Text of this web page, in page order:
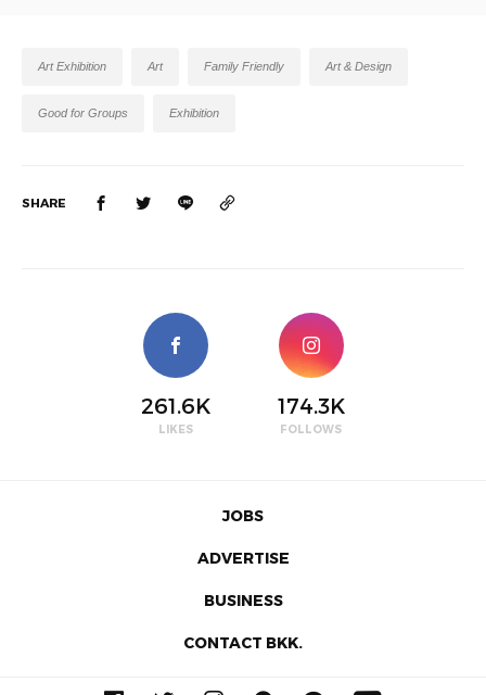
Art Exhibition Art Family Friendly Art & Design
Good for Groups Exhibition
SHARE
261.6K
LIKES
174.3K
FOLLOWS
JOBS
ADVERTISE
BUSINESS
CONTACT BKK.